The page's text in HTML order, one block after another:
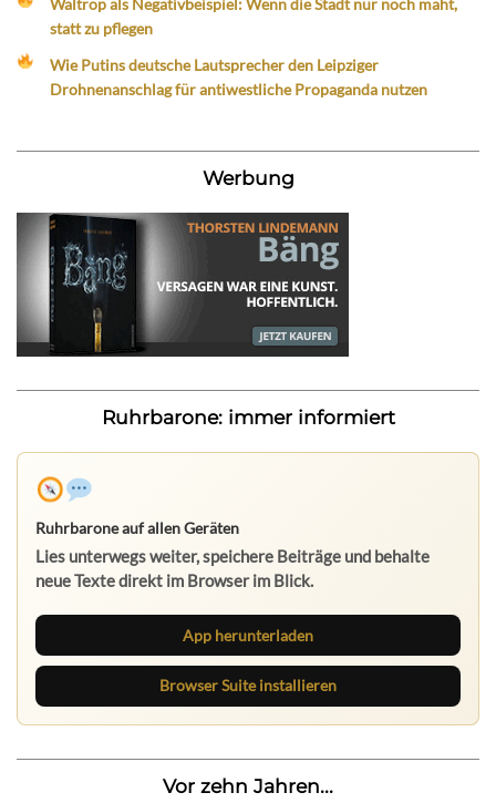
statt zu pflegen
Wie Putins deutsche Lautsprecher den Leipziger
Drohnenanschlag für antiwestliche Propaganda nutzen
Werbung
Ruhrbarone: immer informiert
Ruhrbarone auf allen Geräten
Lies unterwegs weiter, speichere Beiträge und behalte
neue Texte direkt im Browser im Blick.
App herunterladen
Browser Suite installieren
Vor zehn Jahren...